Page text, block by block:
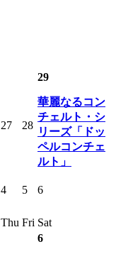
27 28
29
華麗なるコン
チェルト・シ
リーズ「ドッ
ペルコンチェ
ルト」
4 5
6
Thu Fri Sat
6